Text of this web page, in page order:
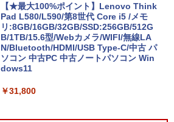
【★最大100%ポイント】Lenovo Think
Pad L580/L590/第8世代 Core i5 /メモ
リ:8GB/16GB/32GB/SSD:256GB/512G
B/1TB/15.6型/Webカメラ/WIFI/無線LA
N/Bluetooth/HDMI/USB Type-C/中古 パ
ソコン 中古PC 中古ノートパソコン Win
dows11
￥31,800